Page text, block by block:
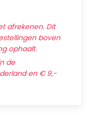
afrekenen. Dit
boven
ophaalt.
de
en € 9,-